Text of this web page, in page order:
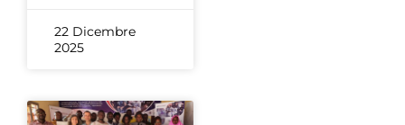
22 Dicembre
2025